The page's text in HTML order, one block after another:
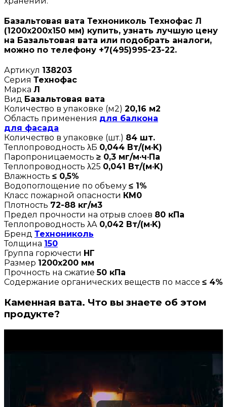
Базальтовая вата Технониколь Технофас Л
(1200х200х150 мм) купить, узнать лучшую цену
на Базальтовая вата или подобрать аналоги,
можно по телефону +7(495)995-23-22.
Артикул 138203
Серия Технофас
Марка Л
Вид Базальтовая вата
Количество в упаковке (м2) 20,16 м2
Область применения для балкона
для фасада
Количество в упаковке (шт.) 84 шт.
Теплопроводность λБ 0,044 Вт/(м·K)
Паропроницаемость ≥ 0,3 мг/м·ч·Па
Теплопроводность λ25 0,041 Вт/(м·K)
Влажность ≤ 0,5%
Водопоглощение по объему ≤ 1%
Класс пожарной опасности КМ0
Плотность 72-88 кг/м3
Предел прочности на отрыв слоев 80 кПа
Теплопроводность λА 0,042 Вт/(м·K)
Бренд Технониколь
Толщина 150
Группа горючести НГ
Размер 1200х200 мм
Прочность на сжатие50 кПа
Содержание органических веществ по массе ≤ 4%
Каменная вата. Что вы знаете об этом
продукте?